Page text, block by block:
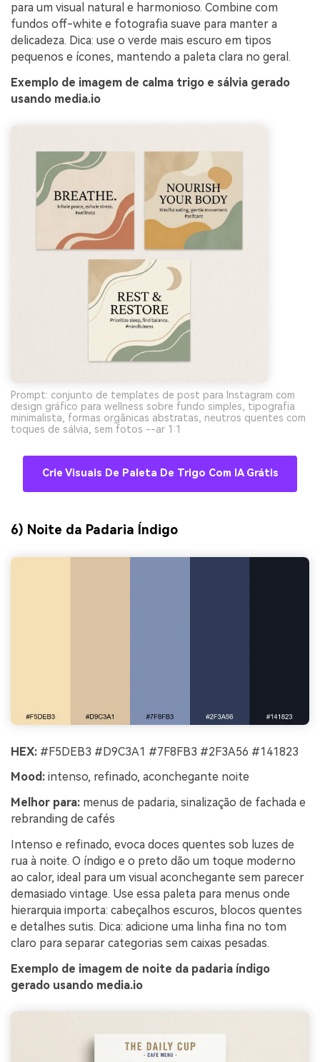
para um visual natural e harmonioso. Combine com
fundos off-white e fotografia suave para manter a
delicadeza. Dica: use o verde mais escuro em tipos
pequenos e ícones, mantendo a paleta clara no geral.
Exemplo de imagem de calma trigo e sálvia gerado
usando media.io
Prompt: conjunto de templates de post para Instagram com
design gráfico para wellness sobre fundo simples, tipografia
minimalista, formas orgânicas abstratas, neutros quentes com
toques de sálvia, sem fotos --ar 1:1
Crie Visuais De Paleta De Trigo Com IA Grátis
6) Noite da Padaria Índigo
HEX: #F5DEB3 #D9C3A1 #7F8FB3 #2F3A56 #141823
Mood: intenso, refinado, aconchegante noite
Melhor para: menus de padaria, sinalização de fachada e
rebranding de cafés
Intenso e refinado, evoca doces quentes sob luzes de
rua à noite. O índigo e o preto dão um toque moderno
ao calor, ideal para um visual aconchegante sem parecer
demasiado vintage. Use essa paleta para menus onde
hierarquia importa: cabeçalhos escuros, blocos quentes
e detalhes sutis. Dica: adicione uma linha fina no tom
claro para separar categorias sem caixas pesadas.
Exemplo de imagem de noite da padaria índigo
gerado usando media.io